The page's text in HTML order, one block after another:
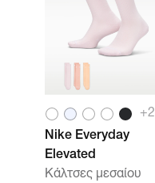
+2
Nike Everyday
Elevated
Κάλτσες μεσαίου